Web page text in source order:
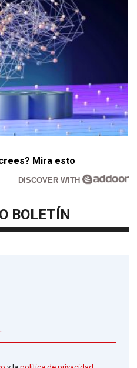
Mira esto
DISCOVER WITH
BOLETÍN